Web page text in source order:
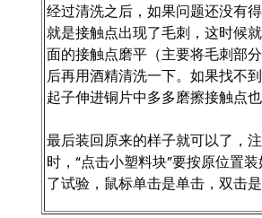
经过清洗之后，如果问题还没有
就是接触点出现了毛刺，这时候
面的接触点磨平（主要将毛刺部
后再用酒精清洗一下。如果找不
起子伸进铜片中多多磨擦接触点也
最后装回原来的样子就可以了，
时，“点击小塑料块”要按原位置
了试验，鼠标单击是单击，双击是